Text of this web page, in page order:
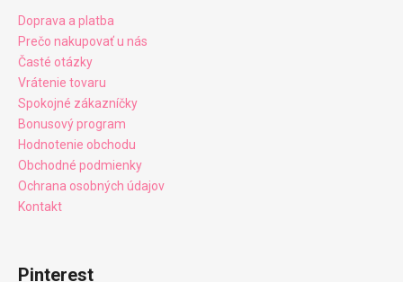
Doprava a platba
Prečo nakupovať u nás
Časté otázky
Vrátenie tovaru
Spokojné zákazníčky
Bonusový program
Hodnotenie obchodu
Obchodné podmienky
Ochrana osobných údajov
Kontakt
Pinterest